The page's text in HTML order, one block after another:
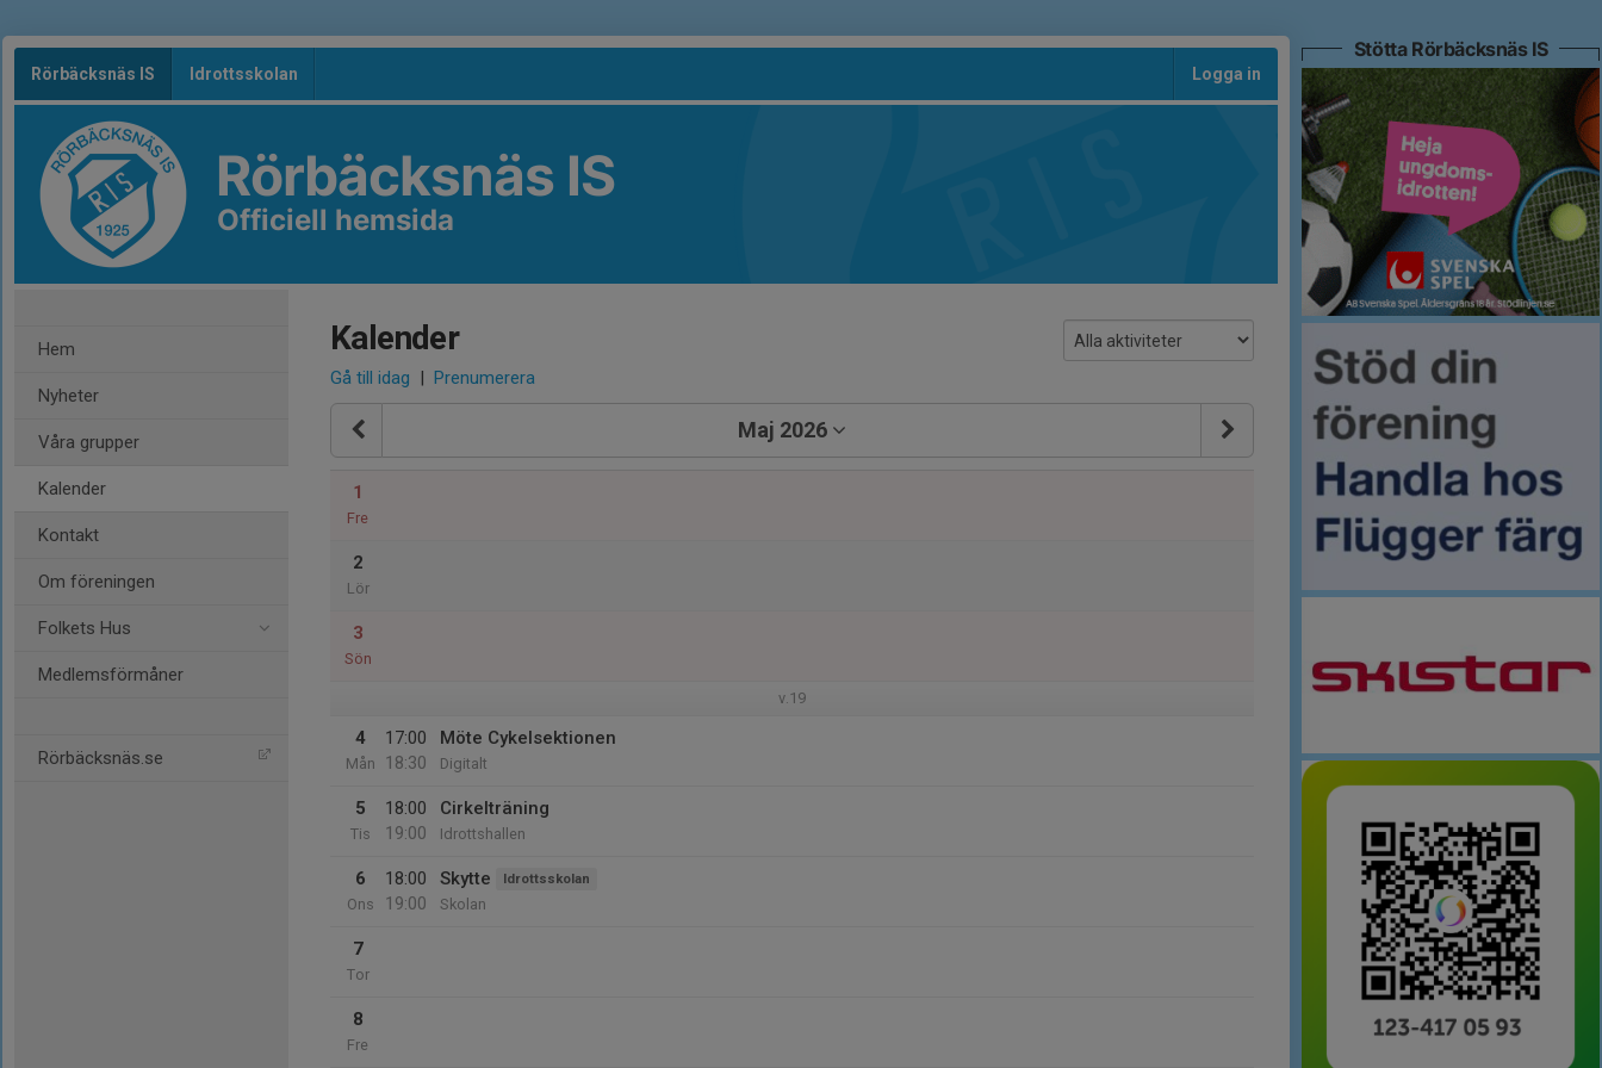
Rörbäcksnäs IS Idrottsskolan Logga in
Rörbäcksnäs IS
Officiell hemsida
Hem
Nyheter
Våra grupper
Kalender
Kontakt
Om föreningen
Folkets Hus
Medlemsförmåner
Rörbäcksnäs.se
Kalender
Gå till idag | Prenumerera
Maj 2026
1
Fre
2
Lör
3
Sön
v.19
4
Mån
17:00
18:30
Möte Cykelsektionen
Digitalt
5
Tis
18:00
19:00
Cirkelträning
Idrottshallen
6
Ons
18:00
19:00
Skytte Idrottsskolan
Skolan
7
Tor
8
Fre
Stötta Rörbäcksnäs IS